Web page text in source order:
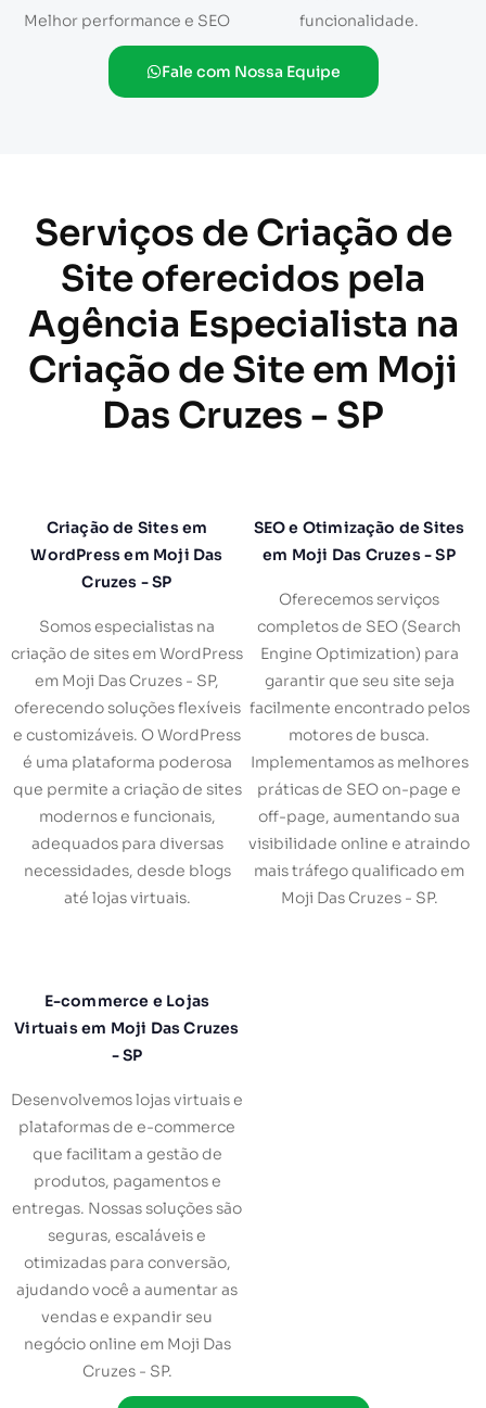
Melhor performance e SEO
funcionalidade.
Fale com Nossa Equipe
Serviços de Criação de
Site oferecidos pela
Agência Especialista na
Criação de Site em Moji
Das Cruzes - SP
Criação de Sites em
WordPress em Moji Das
Cruzes - SP
Somos especialistas na
criação de sites em WordPress
em Moji Das Cruzes - SP,
oferecendo soluções flexíveis
e customizáveis. O WordPress
é uma plataforma poderosa
que permite a criação de sites
modernos e funcionais,
adequados para diversas
necessidades, desde blogs
até lojas virtuais.
SEO e Otimização de Sites
em Moji Das Cruzes - SP
Oferecemos serviços
completos de SEO (Search
Engine Optimization) para
garantir que seu site seja
facilmente encontrado pelos
motores de busca.
Implementamos as melhores
práticas de SEO on-page e
off-page, aumentando sua
visibilidade online e atraindo
mais tráfego qualificado em
Moji Das Cruzes - SP.
E-commerce e Lojas
Virtuais em Moji Das Cruzes
- SP
Desenvolvemos lojas virtuais e
plataformas de e-commerce
que facilitam a gestão de
produtos, pagamentos e
entregas. Nossas soluções são
seguras, escaláveis e
otimizadas para conversão,
ajudando você a aumentar as
vendas e expandir seu
negócio online em Moji Das
Cruzes - SP.